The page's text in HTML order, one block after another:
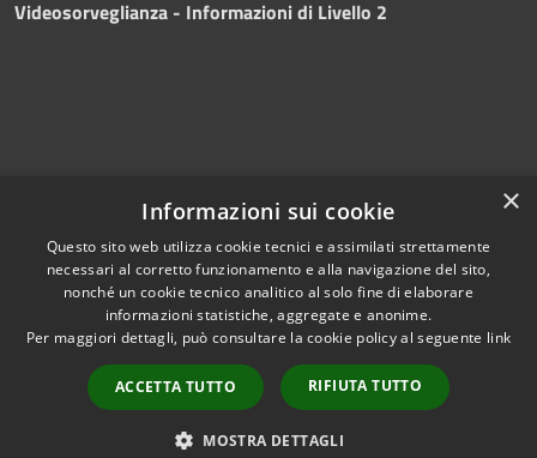
Videosorveglianza - Informazioni di Livello 2
Accessibilità
Privacy
Mappa del sito
Fatturazione Elettronica
Copyright © 2024 •
Comune di Mazara del
Vallo• Powered
byMunicipium• Redazione
×
Informazioni sui cookie
Questo sito web utilizza cookie tecnici e assimilati strettamente
necessari al corretto funzionamento e alla navigazione del sito,
nonché un cookie tecnico analitico al solo fine di elaborare
informazioni statistiche, aggregate e anonime.
Per maggiori dettagli, può consultare la cookie policy al seguente link
ACCETTA TUTTO RIFIUTA TUTTO
MOSTRA DETTAGLI